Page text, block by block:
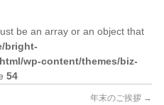
be an array or an object that
bright-
wp-content/themes/biz-
54
年末のご挨拶 →